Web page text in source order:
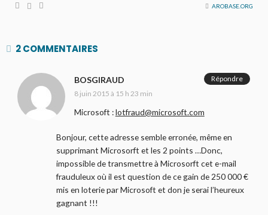
AROBASE.ORG
2 COMMENTAIRES
BOSGIRAUD
8 juin 2015 à 15 h 23 min
Microsoft :lotfraud@microsoft.com
Bonjour, cette adresse semble erronée, même en
supprimant Microsorft et les 2 points …Donc,
impossible de transmettre à Microsorft cet e-mail
frauduleux où il est question de ce gain de 250 000 €
mis en loterie par Microsoft et don je serai l’heureux
gagnant !!!
Répondre